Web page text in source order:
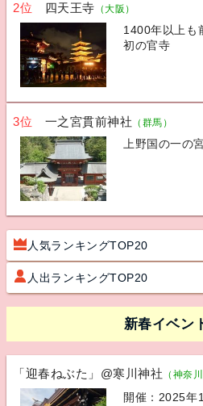
2位 四天王寺 （大阪）
1400年以上も
初の官寺
3位 一之宮貫前神社 （群馬）
上野国の一の
人気ランキングTOP20
人出ランキングTOP20
新春イベン
「迎春ねぶた」@寒川神社 （神奈川
開催：2025年